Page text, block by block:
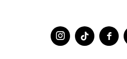

